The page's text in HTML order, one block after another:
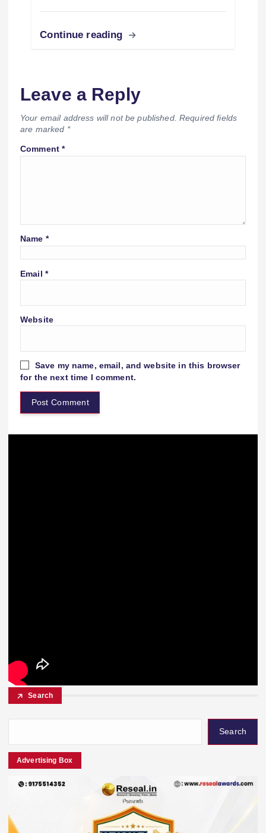
Continue reading
Leave a Reply
Your email address will not be published. Required fields
are marked *
Comment*
Name *
Email *
Website
Save my name, email, and website in this browser
for the next time I comment.
Search
Search
Advertising Box